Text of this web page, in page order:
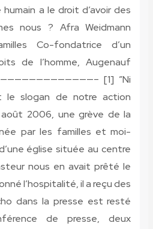
a le droit d’avoir des
nous ? Afra Weidmann
Co-fondatrice d’un
de l’homme, Augenauf
[1] ”Ni
le slogan de notre action
2006, une grève de la
par les familles et moi-
église située au centre
nous en avait prêté le
l’hospitalité, il a reçu des
dans la presse est resté
de presse, deux